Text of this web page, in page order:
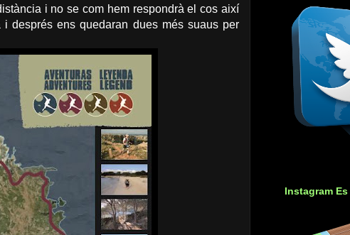
i no se com hem respondrà el cos així
després ens quedaran dues més suaus per
Instagram